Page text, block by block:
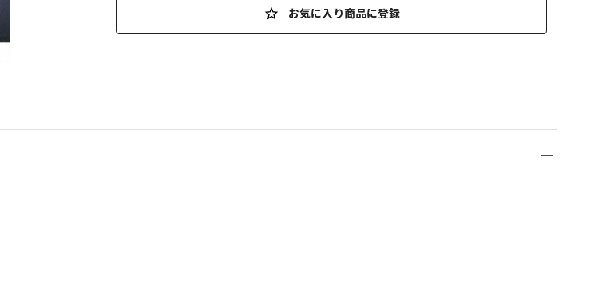
お気に入り商品に登録